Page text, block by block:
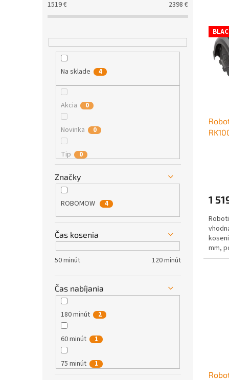
1519€ 2398 €
Na sklade 4
Akcia 0
Novinka 0
Tip 0
BLACK FRIDAY
Značky
ROBOMOW 4
Čas kosenia
50 minút 120 minút
Čas nabíjania
180 minút 2
60 minút 1
75 minút 1
1
mm,
zón: